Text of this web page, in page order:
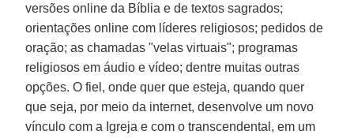
versões online da Bíblia e de textos sagrados;
orientações online com líderes religiosos; pedidos de
oração; as chamadas "velas virtuais"; programas
religiosos em áudio e vídeo; dentre muitas outras
opções. O fiel, onde quer que esteja, quando quer
que seja, por meio da internet, desenvolve um novo
vínculo com a Igreja e com o transcendental, em um